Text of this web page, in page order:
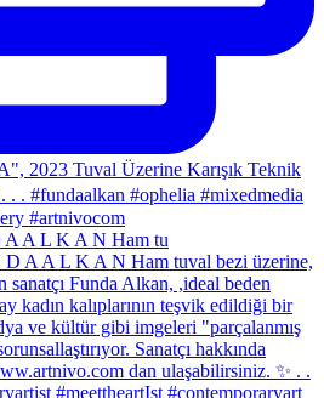
A L K A N Ham tu